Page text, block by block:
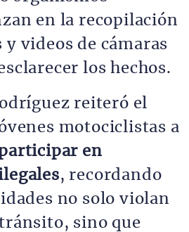
en la recopilación
videos de cámaras
los hechos.
reiteró el
motociclistas a
en
, recordando
no solo violan
sino que